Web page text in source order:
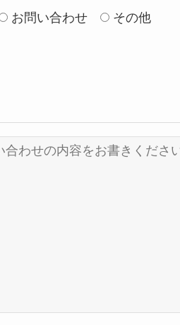
お問い合わせ その他